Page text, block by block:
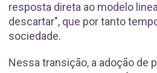
resposta direta ao modelo
descartar", que por tanto
sociedade.
Nessa transição, a adoção de